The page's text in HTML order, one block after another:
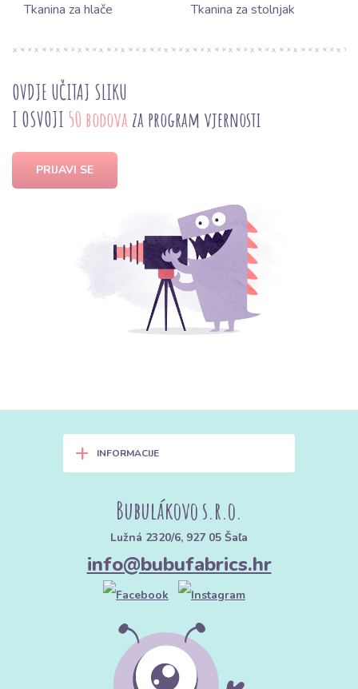
Tkanina za hlače
Tkanina za stolnjak
OVDJE UČITAJ SLIKU
I OSVOJI 50 bodova za program vjernosti
PRIJAVI SE
+ INFORMACIJE
Bubulákovo s.r.o.
Lužná 2320/6, 927 05 Šaľa
info@bubufabrics.hr